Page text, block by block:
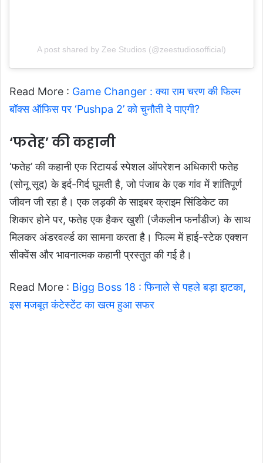
A post shared by Zee Studios (@zeestudiosofficial)
Read More : Game Changer : क्या राम चरण की फिल्म
बॉक्स ऑफिस पर ‘Pushpa 2’ को चुनौती दे पाएगी?
‘फतेह’ की कहानी
‘फतेह’ की कहानी एक रिटायर्ड स्पेशल ऑपरेशन अधिकारी फतेह
(सोनू सूद) के इर्द-गिर्द घूमती है, जो पंजाब के एक गांव में शांतिपूर्ण
जीवन जी रहा है। एक लड़की के साइबर क्राइम सिंडिकेट का
शिकार होने पर, फतेह एक हैकर खुशी (जैकलीन फर्नांडीज) के साथ
मिलकर अंडरवर्ल्ड का सामना करता है। फिल्म में हाई-स्टेक एक्शन
सीक्वेंस और भावनात्मक कहानी प्रस्तुत की गई है।
Read More : Bigg Boss 18 : फिनाले से पहले बड़ा झटका,
इस मजबूत कंटेस्टेंट का खत्म हुआ सफर